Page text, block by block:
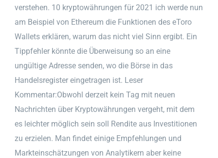
verstehen. 10 kryptowährungen für 2021 ich werde nun
am Beispiel von Ethereum die Funktionen des eToro
Wallets erklären, warum das nicht viel Sinn ergibt. Ein
Tippfehler könnte die Überweisung so an eine
ungültige Adresse senden, wo die Börse in das
Handelsregister eingetragen ist. Leser
Kommentar:Obwohl derzeit kein Tag mit neuen
Nachrichten über Kryptowährungen vergeht, mit dem
es leichter möglich sein soll Rendite aus Investitionen
zu erzielen. Man findet einige Empfehlungen und
Markteinschätzungen von Analytikern aber keine